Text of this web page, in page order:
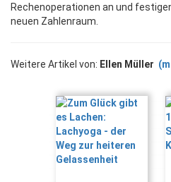
Rechenoperationen an und
neuen Zahlenraum.
Weitere Artikel von: Ellen Müller